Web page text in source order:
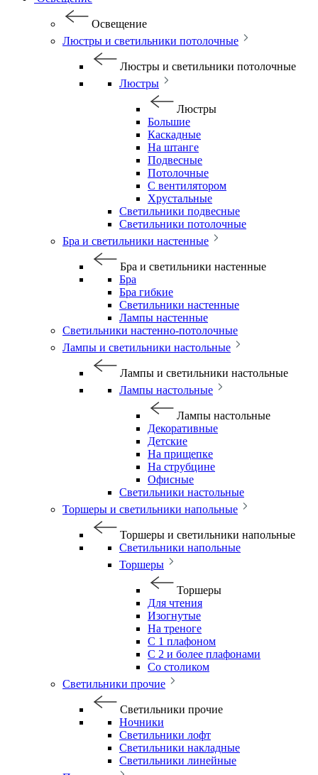
Освещение
Люстры и светильники потолочные
Люстры и светильники потолочные
Люстры
Люстры
Большие
Каскадные
На штанге
Подвесные
Потолочные
С вентилятором
Хрустальные
Светильники подвесные
Светильники потолочные
Бра и светильники настенные
Бра и светильники настенные
Бра
Бра гибкие
Светильники настенные
Лампы настенные
Светильники настенно-потолочные
Лампы и светильники настольные
Лампы и светильники настольные
Лампы настольные
Лампы настольные
Декоративные
Детские
На прищепке
На струбцине
Офисные
Светильники настольные
Торшеры и светильники напольные
Торшеры и светильники напольные
Светильники напольные
Торшеры
Торшеры
Для чтения
Изогнутые
На треноге
С 1 плафоном
С 2 и более плафонами
Со столиком
Светильники прочие
Светильники прочие
Ночники
Светильники лофт
Светильники накладные
Светильники линейные